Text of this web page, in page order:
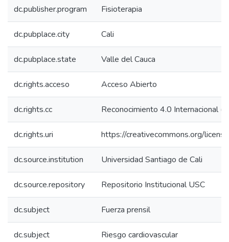
dc.publisher.program Fisioterapia
dc.pubplace.city Cali
dc.pubplace.state Valle del Cauca
dc.rights.acceso Acceso Abierto
dc.rights.cc Reconocimiento 4.0 Internacional
dc.rights.uri https://creativecommons.org/
dc.source.institution Universidad Santiago de Cali
dc.source.repository Repositorio Institucional USC
dc.subject Fuerza prensil
dc.subject Riesgo cardiovascular